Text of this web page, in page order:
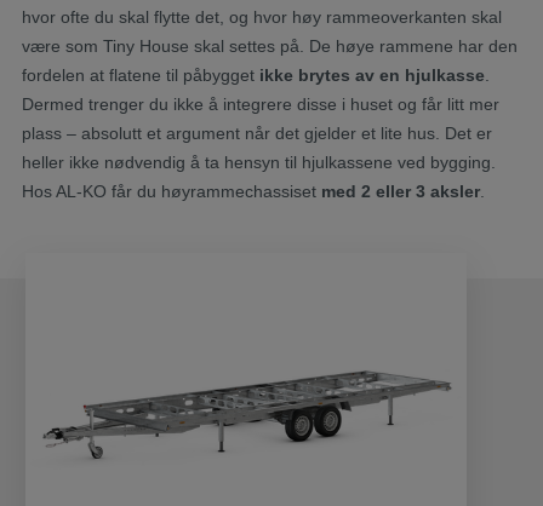
hvor ofte du skal flytte det, og hvor høy rammeoverkanten skal
være som Tiny House skal settes på. De høye rammene har den
fordelen at flatene til påbygget ikke brytes av en hjulkasse
Dermed trenger du ikke å integrere disse i huset og får litt mer
plass – absolutt et argument når det gjelder et lite hus. Det er
heller ikke nødvendig å ta hensyn til hjulkassene ved bygging.
Hos AL-KO får du høyrammechassiset med 2 eller 3 aksler